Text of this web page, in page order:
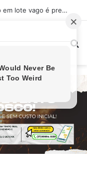
Mãe de recém-nascido abandonado em lote vago é presa em Sabará